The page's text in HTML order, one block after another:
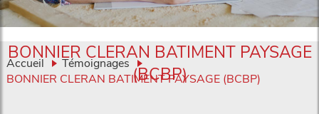
Accueil
Témoignages
BONNIER CLERAN BATIMENT PAYSAGE (BCBP)
BONNIER CLERAN BATIMENT PAYSAGE
(BCBP)